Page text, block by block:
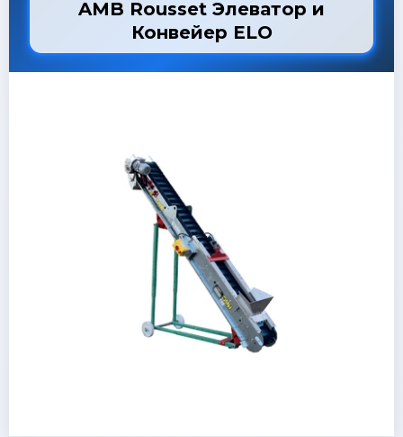
AMB Rousset Элеватор и
Конвейер ELO